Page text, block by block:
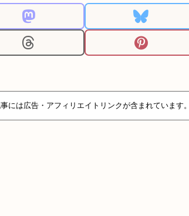
には広告・アフィリエイトリンクが含まれています。